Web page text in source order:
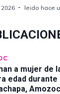
2026 leido hace
a mujer de
edad durante
Amozoc